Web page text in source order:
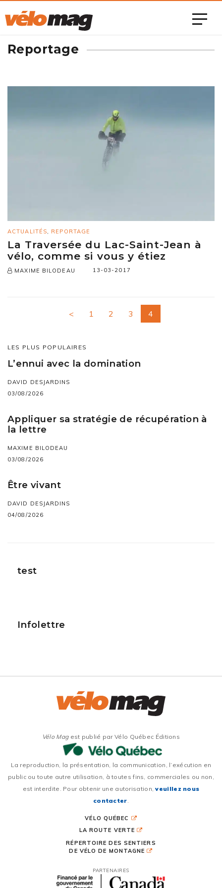
Reportage
ACTUALITÉS REPORTAGE
La Traversée du Lac-Saint-Jean à
vélo, comme si vous y étiez
MAXIME BILODEAU 13-03-2017
< 1 2 3 4
LES PLUS POPULAIRES
L’ennui avec la domination
DAVID DESJARDINS
03/08/2026
Appliquer sa stratégie de récupération à
la lettre
MAXIME BILODEAU
03/08/2026
Être vivant
DAVID DESJARDINS
04/08/2026
test
Infolettre
Vélo Magest publié par Vélo Québec Éditions
La reproduction, la présentation, la communication, l’exécution en
public ou toute autre utilisation, à toutes fins, commerciales ou non,
est interdite. Pour obtenir une autorisation,veuillez nous
contacter.
VÉLO QUÉBEC
LA ROUTE VERTE
RÉPERTOIRE DES SENTIERS
DE VÉLO DE MONTAGNE
PARTENAIRES